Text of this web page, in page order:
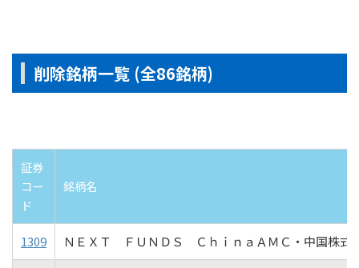
削除銘柄一覧 (全86銘柄)
証券
コー
ド
銘柄名
1309 ＮＥＸＴ ＦＵＮＤＳ ＣｈｉｎａＡＭＣ・中国株式